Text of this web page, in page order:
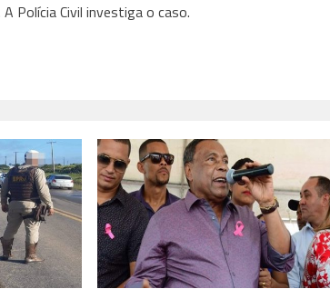
Polícia Civil investiga o caso.